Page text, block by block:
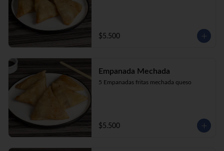
$5.500
Empanada Mechada
5 Empanadas fritas mechada queso
$5.500